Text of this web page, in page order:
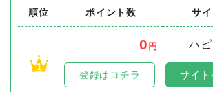
順位 ポイント数 サ
1
0 円
ハ
登録はコチラ サイト